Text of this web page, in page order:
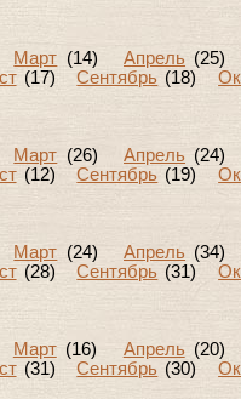
Март (14)Апрель
(17)Сентябрь (18)
Март (26)Апрель
(12)Сентябрь (19)
Март (24)Апрель
(28)Сентябрь (31)
Март(16) Апрель
(31)Сентябрь (30)